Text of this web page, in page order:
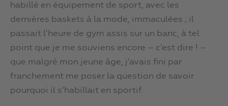
habillé en équipement de sport, avec les
dernières baskets à la mode, immaculées ; il
passait l’heure de gym assis sur un banc, à tel
point que je me souviens encore – c’est dire ! –
que malgré mon jeune âge, j’avais fini par
franchement me poser la question de savoir
pourquoi il s’habillait en sportif.